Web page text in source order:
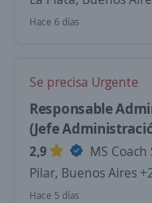
Hace 6 días
Se precisa Urgente
Responsable
(Jefe
2,9
MS
Pilar, Buenos Aires
Hace 5 días